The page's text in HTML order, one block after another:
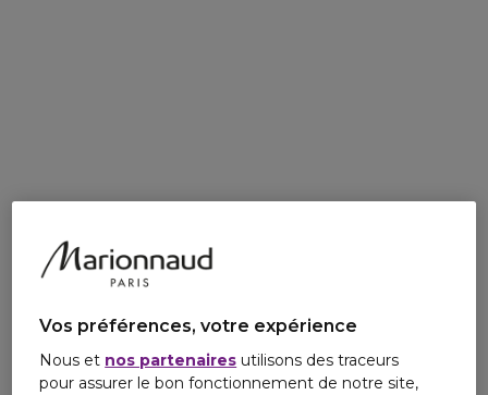
Vos préférences, votre expérience
Nous et nos partenaires utilisons des traceurs
pour assurer le bon fonctionnement de notre site,